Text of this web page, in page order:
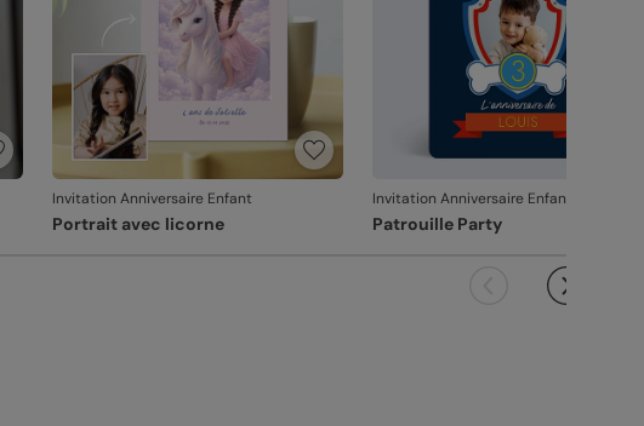
Invitation Anniversaire Enfant
Portrait avec licorne
Invitation Anniversaire Enfant
Patrouille Party